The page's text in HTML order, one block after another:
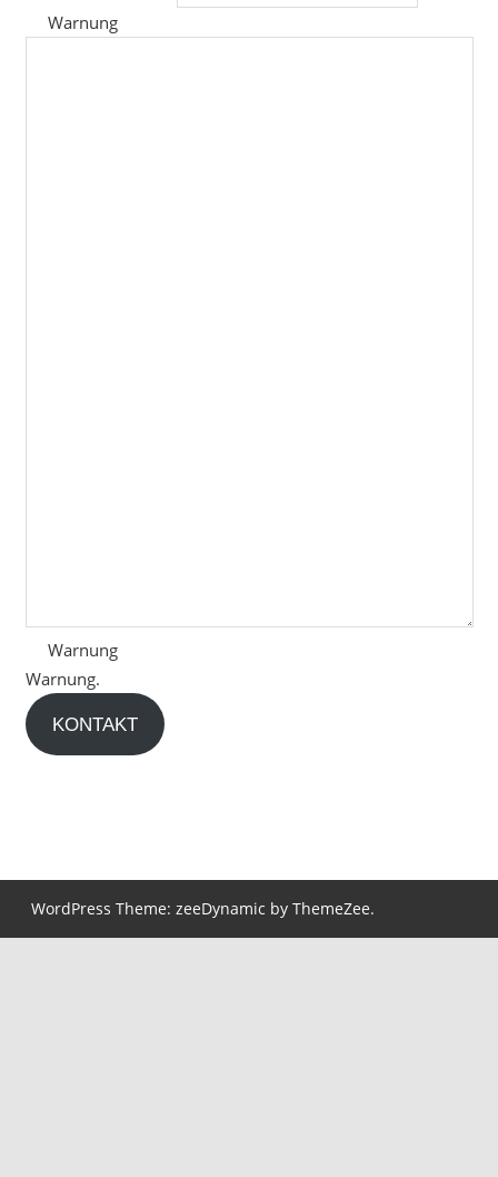
Warnung
Warnung
Warnung.
KONTAKT
WordPress Theme: zeeDynamic by ThemeZee.